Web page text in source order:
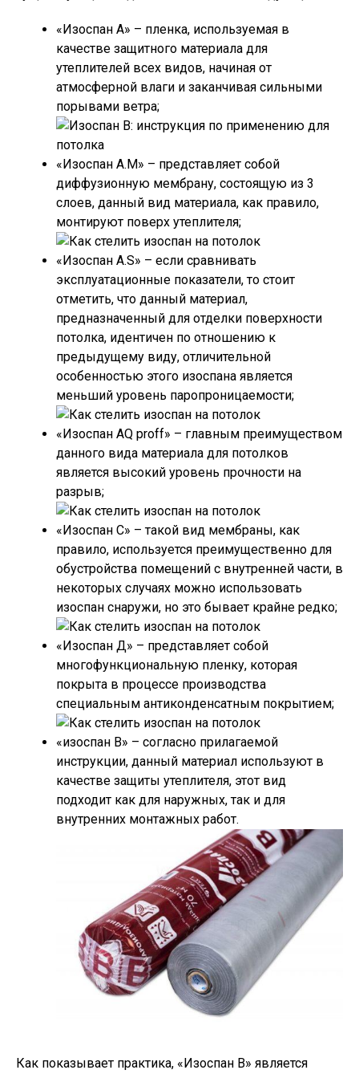
«Изоспан А» – пленка, используемая в
качестве защитного материала для
утеплителей всех видов, начиная от
атмосферной влаги и заканчивая сильными
порывами ветра;
«Изоспан А.М» – представляет собой
диффузионную мембрану, состоящую из 3
слоев, данный вид материала, как правило,
монтируют поверх утеплителя;
«Изоспан А.S» – если сравнивать
эксплуатационные показатели, то стоит
отметить, что данный материал,
предназначенный для отделки поверхности
потолка, идентичен по отношению к
предыдущему виду, отличительной
особенностью этого изоспана является
меньший уровень паропроницаемости;
«Изоспан AQ proff» – главным преимуществом
данного вида материала для потолков
является высокий уровень прочности на
разрыв;
«Изоспан C» – такой вид мембраны, как
правило, используется преимущественно для
обустройства помещений с внутренней части, в
некоторых случаях можно использовать
изоспан снаружи, но это бывает крайне редко;
«Изоспан Д» – представляет собой
многофункциональную пленку, которая
покрыта в процессе производства
специальным антиконденсатным покрытием;
«изоспан В» – согласно прилагаемой
инструкции, данный материал используют в
качестве защиты утеплителя, этот вид
подходит как для наружных, так и для
внутренних монтажных работ.
Как показывает практика, «Изоспан В» является